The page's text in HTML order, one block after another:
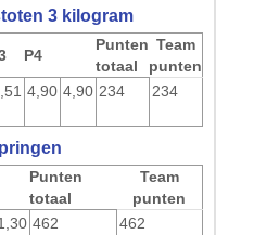
3 kilogram
P4
Punten
totaal
Team
punten
4,90 4,90 234 234
Punten
totaal
Team
punten
462
462